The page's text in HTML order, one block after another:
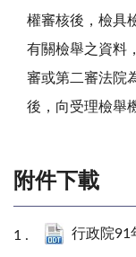
權審核後，檢具
有關檢舉之資料
審或第二審法院
後，向受理檢舉
附件下載
行政院91